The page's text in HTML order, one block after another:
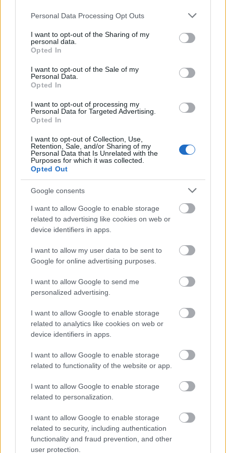
Please note that this website/app uses one or more Google
not limited to your visit or usage behaviour. You may click to
grant or deny consent to Google and its third-party tags to
use your data for below specified purposes in below Google
consent section.
Personal Data Processing Opt Outs
I want to opt-out of the Sharing of my
personal data.
Opted In
I want to opt-out of the Sale of my
Personal Data.
Opted In
I want to opt-out of processing my
Personal Data for Targeted Advertising.
Opted In
I want to opt-out of Collection, Use,
Retention, Sale, and/or Sharing of my
Personal Data that Is Unrelated with the
Purposes for which it was collected.
Opted Out
Google consents
I want to allow Google to enable storage
related to advertising like cookies on web or
device identifiers in apps.
I want to allow my user data to be sent to
Google for online advertising purposes.
I want to allow Google to send me
personalized advertising.
I want to allow Google to enable storage
related to analytics like cookies on web or
device identifiers in apps.
I want to allow Google to enable storage
related to functionality of the website or app.
I want to allow Google to enable storage
related to personalization.
I want to allow Google to enable storage
related to security, including authentication
functionality and fraud prevention, and other
user protection.
vetett a meghirdetett szélsőjobboldali
elvezette.
oszlani kezdtek az utcákon, egy ezüst színű
Dodge Challenger hajtott többször közéjük,
pedig megölve. A rendőrség azóta elfogta a
helyszínen hagyott autó feltételezett
sofőrjét, a húszéves fehér fiatalt, James Alex
Fieldst. A nap folyamán még két rendőr
vesztette életét egy helikopter-balesetben.
A kétoldali erőszakot elítélő nyilatkozatokra a Fehér
Házból nem kellett sokat várni. Míg a péntek esti
atrocitásokat Donald Trump nem kommentálta,
szombati történésekre ő
Trump is az erőszakot általában elítélő nyilatkozatot
adtak ki. Trump szerint „most a törvényes rend
helyreállítása a legfontosabb. […] Teljesen mindegy
honnan jövünk, mi a bőrünk színe, vallásunk vagy